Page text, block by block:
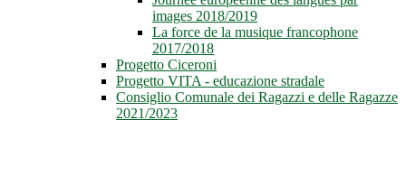
images 2018/2019
La force de la musique francophone
2017/2018
Progetto Ciceroni
Progetto VITA - educazione stradale
Consiglio Comunale dei Ragazzi e delle Ragazze
2021/2023